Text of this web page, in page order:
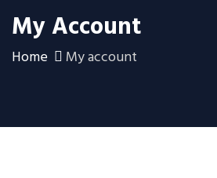
My Account
Home My account